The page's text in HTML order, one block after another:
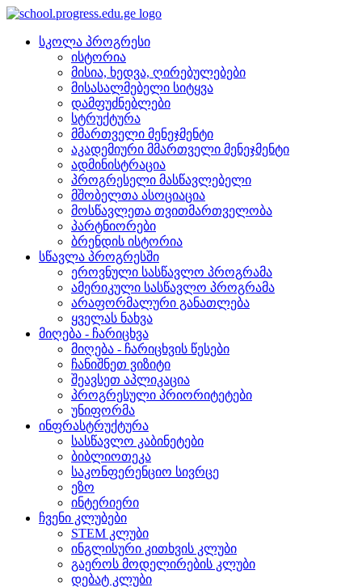
სკოლა პროგრესი
ისტორია
მისია, ხედვა, ღირებულებები
მისასალმებელი სიტყვა
დამფუძნებლები
სტრუქტურა
მმართველი მენეჯმენტი
აკადემიური მმართველი მენეჯმენტი
ადმინისტრაცია
პროგრესელი მასწავლებელი
მშობელთა ასოციაცია
მოსწავლეთა თვითმართველობა
პარტნიორები
ბრენდის ისტორია
სწავლა პროგრესში
ეროვნული სასწავლო პროგრამა
ამერიკული სასწავლო პროგრამა
არაფორმალური განათლება
ყველას ნახვა
მიღება - ჩარიცხვა
მიღება - ჩარიცხვის წესები
ჩანიშნეთ ვიზიტი
შეავსეთ აპლიკაცია
პროგრესული პრიორიტეტები
უნიფორმა
ინფრასტრუქტურა
სასწავლო კაბინეტები
ბიბლიოთეკა
საკონფერენციო სივრცე
ეზო
ინტერიერი
ჩვენი კლუბები
STEM კლუბი
ინგლისური კითხვის კლუბი
გაეროს მოდელირების კლუბი
დებატ კლუბი